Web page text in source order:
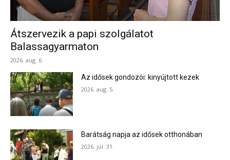
Átszervezik a papi szolgálatot
Balassagyarmaton
2026. aug. 6.
Az idősek gondozói: kinyújtott kezek
2026. aug. 5.
Barátság napja az idősek otthonában
2026. júl. 31.